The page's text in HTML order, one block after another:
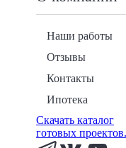
Наши работы
Отзывы
Контакты
Ипотека
Скачать каталог
готовых